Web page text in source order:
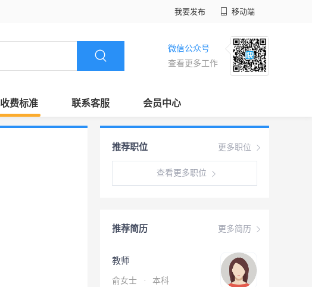
我要发布 移动端
微信公众号
查看更多工作
收费标准 联系客服 会员中心
更多职位
推荐职位
查看更多职位
更多简历
推荐简历
教师
俞女士 · 本科